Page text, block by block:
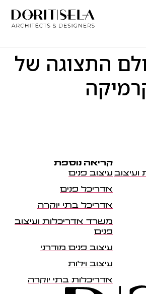
התצוגה של
קריאה נוספת
עיצוב פנים
אדריכל פנים
אדריכל בתי יוקרה
משרד אדריכלות ועיצוב
פנים
עיצוב פנים מודרני
עיצוב וילות
אדריכלות בתי יוקרה